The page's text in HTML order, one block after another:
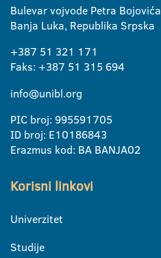
Bulevar vojvode Petra Bojovića
Banja Luka, Republika Srpska
+387 51 321 171
Faks: +387 51 315 694
info@unibl.org
PIC broj: 995591705
ID broj: E10186843
Erazmus kod: BA BANJA02
Korisni linkovi
Univerzitet
Studije